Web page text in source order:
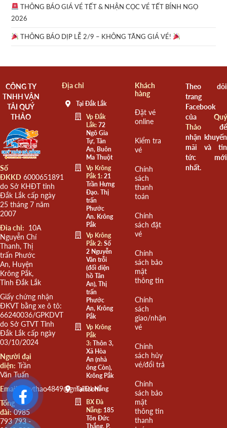
THÔNG BÁO GIÁ VÉ TẾT & NHẬN CỌC VÉ TẾT BÍNH NGỌ
2026
THÔNG BÁO DỊP LỄ 2/9 – KHÔNG TĂNG GIÁ VÉ!
CÔNG TY
TNHH VẬN
TẢI QUÝ
THẢO
Số
ĐKKD 6000651891
do Sở KHĐT tỉnh
Đắk Lắk cấp ngày
25 tháng 7 năm
2007
Đia chỉ: 10A
Nguyễn Chí
Thanh, Thị
trấn Phước
An, Huyện
Krông Pắk,
Tỉnh Đắk Lắk
Giấy chứng nhận
ĐKVT bằng xe ô tô:
66240036/GPKDVT
do Sở GTVT Tỉnh
Đắk Lắk cấp ngày
03/10/2024
Người đại
diện: Trần
Văn Tuấn
Email: quythao4849@gmail.com
Tổng
đài:0985
793 793 -
Địa chỉ
Tại Đắk Lắk
Vp Đắk
Lắk:72
Ngô Gia
Tự, Tân
An, Buôn
Ma Thuột
Vp Krông
Pắk 1:21
Trần Hưng
Đạo. Thị
trấn
Phước
An. Krông
Pắk
Vp Krông
Pắk 2:Số
2 Nguyễn
Văn trỗi
(đối diện
hồ Tân
An), Thị
trấn
Phước
An, Krông
Pắk
Vp Krông
Pắk
3:Thôn 3,
Xã Hòa
An (nhà
ông Còn),
Krông Pắk
Tại Đà Nẵng
BX Đà
Nẵng:185
Tôn Đức
Thắng, P.
Khách
hàng
Đặt vé
online
Kiểm tra
vé
Chính
sách
thanh
toán
Chính
sách đặt
vé
Chính
sách bảo
mật
thông tin
Chính
sách
giao/nhận
vé
Chính
sách hủy
vé/đổi trả
Chính
sách bảo
mật
thông tin
thanh
Theo dõi
trang
Facebook
của Quý
Thảođể
nhận khuyến
mãi và tin
tức mới
nhất.